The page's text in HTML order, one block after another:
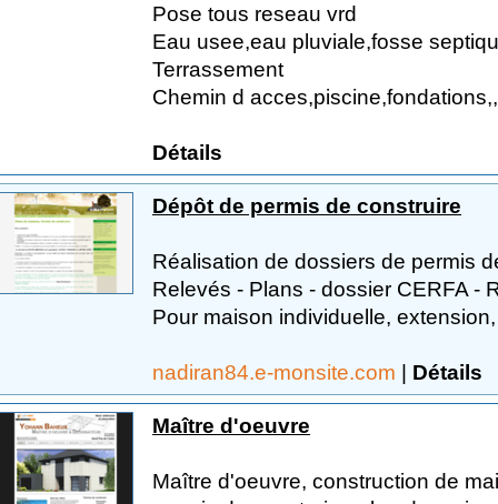
Pose tous reseau vrd
Eau usee,eau pluviale,fosse
Terrassement
Chemin d
Détails
Dépôt de permis de construire
Réalisation de dossiers de permis
Relevés - Plans - dossier CERFA -
Pour maison individuelle,
nadiran84.e-monsite.com | Détails
Maître d'oeuvre
Maître d'oeuvre, construction de